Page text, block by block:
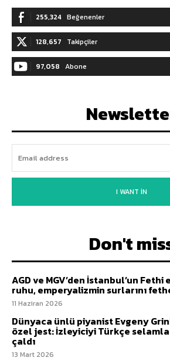
255,324 Beğenenler
128,657 Takipçiler
97,058 Abone
I WANT IN
Don't
AGD ve MGV’den İstanbul’un
ruhu, emperyalizmin surlarını
11 Haziran 2026
Dünyaca ünlü piyanist Evgeny
özel jest: İzleyiciyi Türkçe
çaldı
13 Mart 2026